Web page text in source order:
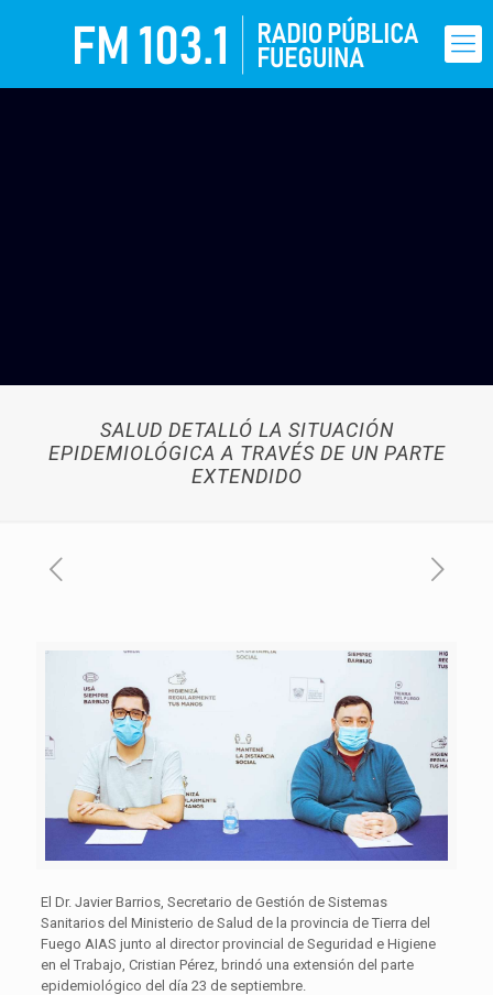
SALUD DETALLÓ LA SITUACIÓN
EPIDEMIOLÓGICA A TRAVÉS DE UN PARTE
EXTENDIDO
El Dr. Javier Barrios, Secretario de Gestión de Sistemas
Sanitarios del Ministerio de Salud de la provincia de Tierra del
Fuego AIAS junto al director provincial de Seguridad e Higiene
en el Trabajo, Cristian Pérez, brindó una extensión del parte
epidemiológico del día 23 de septiembre.